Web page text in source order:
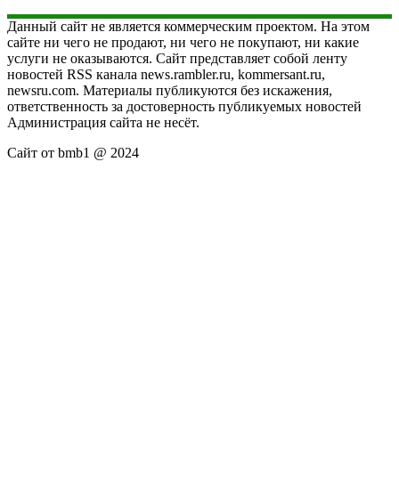
Данный сайт не является коммерческим проектом. На этом
сайте ни чего не продают, ни чего не покупают, ни какие
услуги не оказываются. Сайт представляет собой ленту
новостей RSS канала news.rambler.ru, kommersant.ru,
newsru.com. Материалы публикуются без искажения,
ответственность за достоверность публикуемых новостей
Администрация сайта не несёт.
Сайт от bmb1 @ 2024